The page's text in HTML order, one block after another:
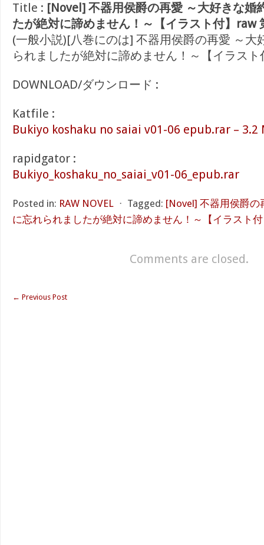
Title : [Novel] 不器用侯爵の再愛 ～大好きな婚
たが絶対に諦めません！～【イラスト付】raw
(一般小説)[八巻にのは] 不器用侯爵の再愛 ～大
られましたが絶対に諦めません！～【イラスト
DOWNLOAD/ダウンロード :
Katfile :
Bukiyo koshaku no saiai v01-06 epub.rar – 3.2
rapidgator :
Bukiyo_koshaku_no_saiai_v01-06_epub.rar
Posted in: RAW NOVEL ⋅ Tagged: [Novel] 不器用侯爵の
に忘れられましたが絶対に諦めません！～【イラスト
Comments are closed.
← Previous Post